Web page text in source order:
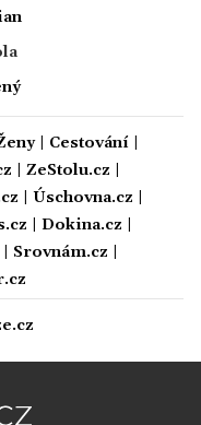
| Cestování|
ZeStolu.cz
Úschovna.cz
Dokina.cz
Srovnám.cz